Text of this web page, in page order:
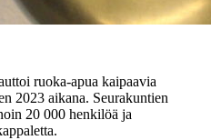
ruoka-apua kaipaavia
2023 aikana. Seurakuntien
20 000 henkilöä ja